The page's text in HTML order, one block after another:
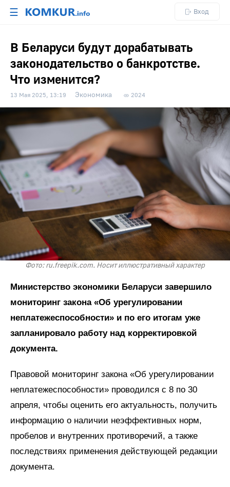
☰ Вход
В Беларуси будут дорабатывать
законодательство о банкротстве.
Что изменится?
13 Мая 2025, 13:19 Экономика 2024
Фото: ru.freepik.com. Носит иллюстративный характер
Министерство экономики Беларуси завершило
мониторинг закона «Об урегулировании
неплатежеспособности» и по его итогам уже
запланировало работу над корректировкой
документа.
Правовой мониторинг закона «Об урегулировании
неплатежеспособности» проводился с 8 по 30
апреля, чтобы оценить его актуальность, получить
информацию о наличии неэффективных норм,
пробелов и внутренних противоречий, а также
последствиях применения действующей редакции
документа.